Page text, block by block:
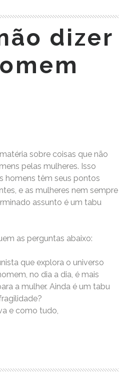
dizer
sobre coisas que não
pelas mulheres. Isso
homens têm seus pontos
e as mulheres nem sempre
assunto é um tabu
as perguntas abaixo:
que explora o universo
no dia a dia, é mais
a mulher. Ainda é um tabu
e como tudo,